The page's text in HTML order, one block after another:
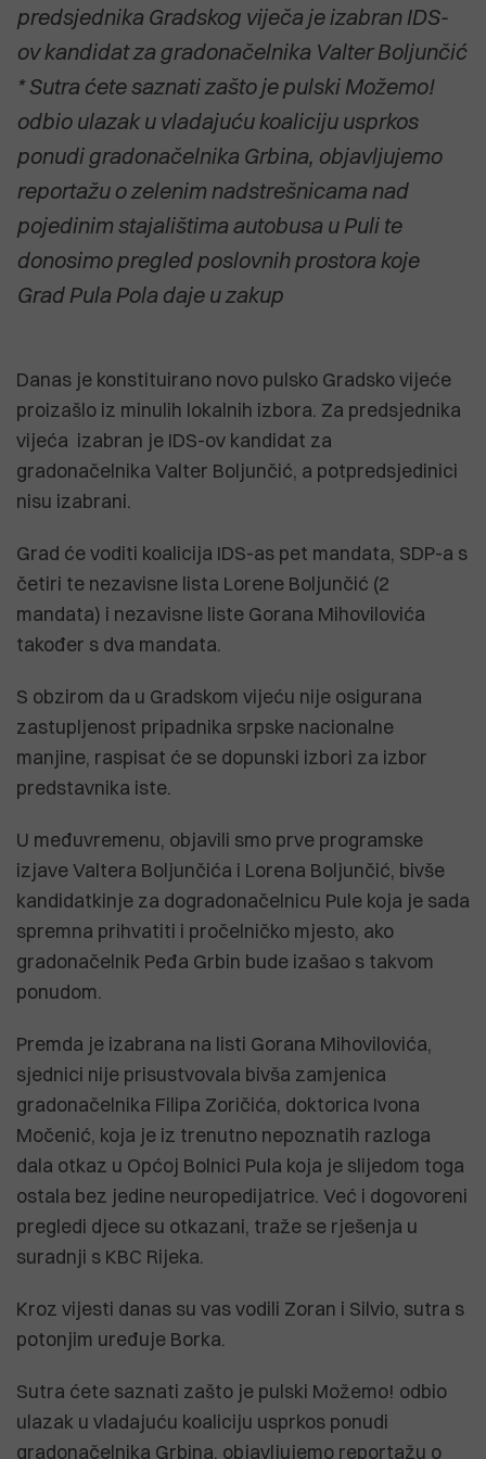
predsjednika Gradskog viječa je izabran IDS-
ov kandidat za gradonačelnika Valter Boljunčić
* Sutra ćete saznati zašto je pulski Možemo!
odbio ulazak u vladajuću koaliciju usprkos
ponudi gradonačelnika Grbina, objavljujemo
reportažu o zelenim nadstrešnicama nad
pojedinim stajalištima autobusa u Puli te
donosimo pregled poslovnih prostora koje
Grad Pula Pola daje u zakup
Danas je konstituirano novo pulsko Gradsko vijeće
proizašlo iz minulih lokalnih izbora. Za predsjednika
vijeća izabran je IDS-ov kandidat za
gradonačelnika Valter Boljunčić, a potpredsjedinici
nisu izabrani.
Grad će voditi koalicija IDS-as pet mandata, SDP-a s
četiri te nezavisne lista Lorene Boljunčić (2
mandata) i nezavisne liste Gorana Mihovilovića
također s dva mandata.
S obzirom da u Gradskom vijeću nije osigurana
zastupljenost pripadnika srpske nacionalne
manjine, raspisat će se dopunski izbori za izbor
predstavnika iste.
U međuvremenu, objavili smo prve programske
izjave Valtera Boljunčića i Lorena Boljunčić, bivše
kandidatkinje za dogradonačelnicu Pule koja je sada
spremna prihvatiti i pročelničko mjesto, ako
gradonačelnik Peđa Grbin bude izašao s takvom
ponudom.
Premda je izabrana na listi Gorana Mihovilovića,
sjednici nije prisustvovala bivša zamjenica
gradonačelnika Filipa Zoričića, doktorica Ivona
Močenić, koja je iz trenutno nepoznatih razloga
dala otkaz u Općoj Bolnici Pula koja je slijedom toga
ostala bez jedine neuropedijatrice. Već i dogovoreni
pregledi djece su otkazani, traže se rješenja u
suradnji s KBC Rijeka.
Kroz vijesti danas su vas vodili Zoran i Silvio, sutra s
potonjim uređuje Borka.
Sutra ćete saznati zašto je pulski Možemo! odbio
ulazak u vladajuću koaliciju usprkos ponudi
gradonačelnika Grbina, objavljujemo reportažu o